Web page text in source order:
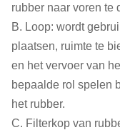
rubber naar voren te
B. Loop: wordt
plaatsen, ruimte te
en het vervoer van
bepaalde rol spelen
het rubber.
C. Filterkop van